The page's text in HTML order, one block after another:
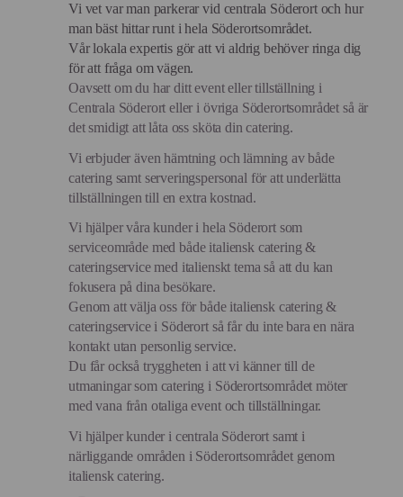
Vi vet var man parkerar vid centrala Söderort och hur
man bäst hittar runt i hela Söderortsområdet.
Vår lokala expertis gör att vi aldrig behöver ringa dig
för att fråga om vägen.
Oavsett om du har ditt event eller tillställning i
Centrala Söderort eller i övriga Söderortsområdet så är
det smidigt att låta oss sköta din catering.
Vi erbjuder även hämtning och lämning av både
catering samt serveringspersonal för att underlätta
tillställningen till en extra kostnad.
Vi hjälper våra kunder i hela Söderort som
serviceområde med både italiensk catering &
cateringservice med italienskt tema så att du kan
fokusera på dina besökare.
Genom att välja oss för både italiensk catering &
cateringservice i Söderort så får du inte bara en nära
kontakt utan personlig service.
Du får också tryggheten i att vi känner till de
utmaningar som catering i Söderortsområdet möter
med vana från otaliga event och tillställningar.
Vi hjälper kunder i centrala Söderort samt i
närliggande områden i Söderortsområdet genom
italiensk catering.